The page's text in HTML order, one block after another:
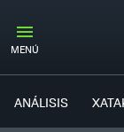
MENÚ
ANÁLISIS